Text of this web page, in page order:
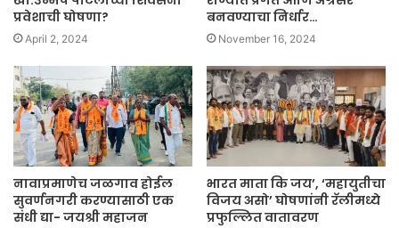
प्रवेशाची घोषणा?
April 2, 2024
बनवण्याचा निर्धार…
November 16, 2024
नावाप्रमाणेच जळगाव होईल
सुवर्णनगरी करण्यासाठी एक
संधी द्या- जयश्री महाजन
भारत माता कि जय’, ‘महायुतीचा
विजय असो’ घोषणांनी रॅलीमध्ये
प्रफुल्लित वातावरण